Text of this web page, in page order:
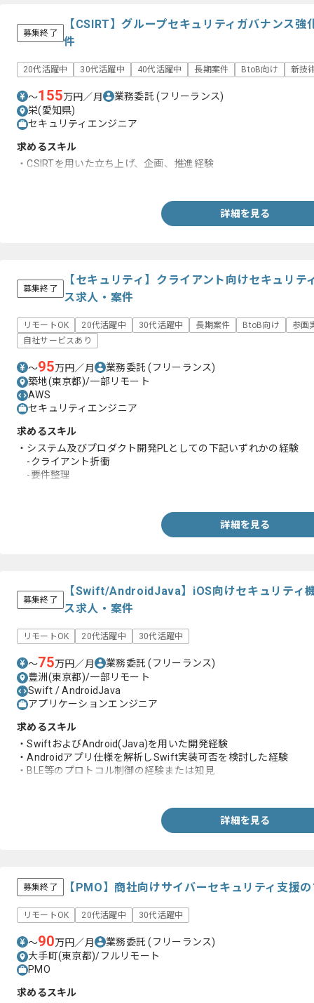
募集終了
【CSIRT】グループセキュリティガバナンス強
件
20代活躍中 30代活躍中 40代活躍中 長期案件 BtoB向け 新技
〜155万円／月 業務委託(フリーランス)
栄(愛知県)
セキュリティエンジニア
求めるスキル
・CSIRTを用いた立ち上げ、企画、推進経験
詳細を見る
募集終了
【セキュリティ】クライアント向けセキュリテ
ス求人・案件
リモートOK 20代活躍中 30代活躍中 長期案件 BtoB向け
参画
自社サービスあり
〜95万円／月 業務委託(フリーランス)
築地(東京都)/一部リモート
AWS
セキュリティエンジニア
求めるスキル
・システム及びプロダクト開発PLとしての下記いずれかの経験
-クライアント折衝
-要件整理
詳細を見る
募集終了
【Swift/AndroidJava】iOS向けセキュリティ
ス求人・案件
リモートOK 20代活躍中 30代活躍中
〜75万円／月 業務委託(フリーランス)
豊洲(東京都)/一部リモート
Swift / AndroidJava
アプリケーションエンジニア
求めるスキル
・SwiftおよびAndroid(Java)を用いた開発経験
・Androidアプリ仕様を解析しSwift実装可否を検討した経験
・BLE等のプロトコル制御の経験または知見
詳細を見る
募集終了 【PMO】商社向けサイバーセキュリティ支援
リモートOK 20代活躍中 30代活躍中
〜90万円／月 業務委託(フリーランス)
大手町(東京都)/フルリモート
PMO
求めるスキル